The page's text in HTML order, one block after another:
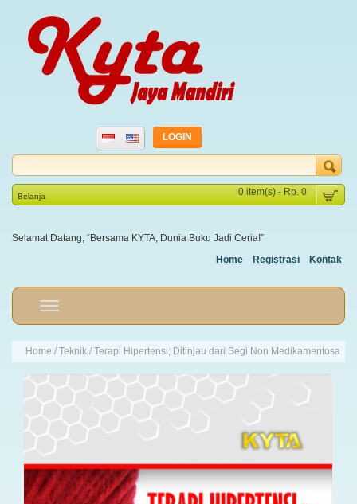
LOGIN
Belanja 0 item(s) - Rp. 0
Selamat Datang, “Bersama KYTA, Dunia Buku Jadi Ceria!”
Home
Registrasi Kontak
Home / Teknik/ Terapi Hipertensi; Ditinjau dari Segi Non Medikamentosa